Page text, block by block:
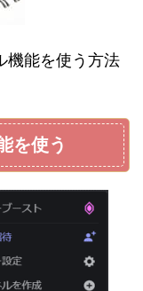
機能を使う方法
を使う